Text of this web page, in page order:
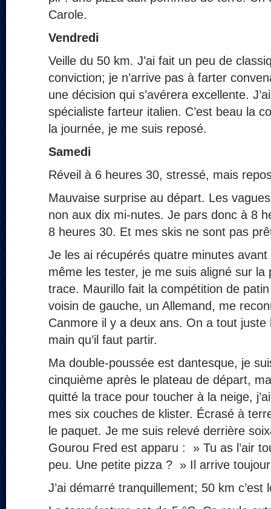
Carole.
Vendredi
Veille du 50 km. J’ai fait un peu de
conviction; je n’arrive pas à farter
une décision qui s’avérera excellente.
spécialiste farteur italien. C’est beau la
la journée, je me suis reposé.
Samedi
Réveil à 6 heures 30, stressé, mais
Mauvaise surprise au départ. Les
non aux dix mi-nutes. Je pars donc à 8
8 heures 30. Et mes skis ne sont pas
Je les ai récupérés quatre minutes
même les tester, je me suis aligné sur la
trace. Maurillo fait la compétition de
voisin de gauche, un Allemand, me
Canmore il y a deux ans. On a tout
main qu’il faut partir.
Ma double-poussée est dantesque, je
cinquième après le plateau de départ,
quitté la trace pour toucher à la neige,
mes six couches de klister. Écrasé à
le paquet. Je me suis relevé derrière
Gourou Fred est apparu : » Tu as l’air
peu. Une petite pizza ? » Il arrive
J’ai démarré tranquillement; 50 km c’est